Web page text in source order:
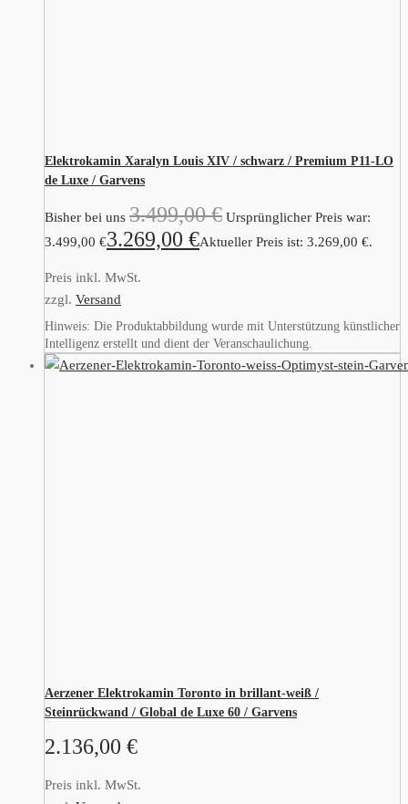
Elektrokamin Xaralyn Louis XIV / schwarz / Premium P11-LO
de Luxe / Garvens
Bisher bei uns 3.499,00€ Ursprünglicher Preis war:
3.499,00 €3.269,00 €Aktueller Preis ist: 3.269,00 €.
Preis inkl. MwSt.
zzgl. Versand
Hinweis: Die Produktabbildung wurde mit Unterstützung künstlicher
Intelligenz erstellt und dient der Veranschaulichung.
Aerzener Elektrokamin Toronto in brillant-weiß /
Steinrückwand / Global de Luxe 60 / Garvens
2.136,00 €
Preis inkl. MwSt.